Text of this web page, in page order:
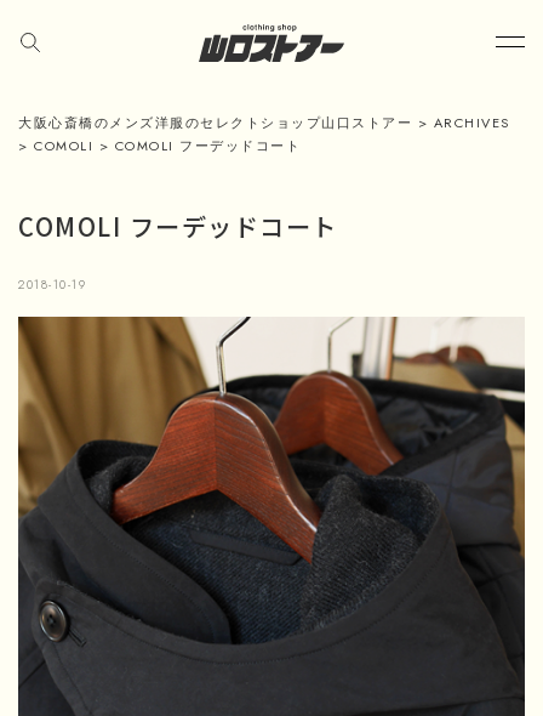
大阪心斎橋のメンズ洋服のセレクトショップ山口ストアー > ARCHIVES
> COMOLI > COMOLI フーデッドコート
COMOLI フーデッドコート
2018-10-19